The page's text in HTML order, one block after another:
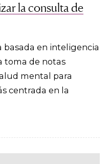
la consulta de
basada en inteligencia
toma de notas
mental para
centrada en la